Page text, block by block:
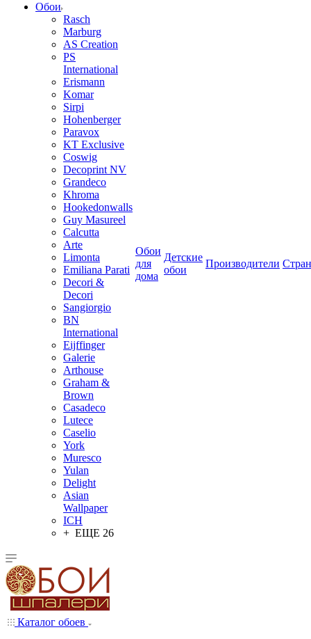
Обои
Rasch
Marburg
AS Creation
PS
International
Erismann
Komar
Sirpi
Hohenberger
Paravox
KT Exclusive
Coswig
Decoprint NV
Grandeco
Khroma
Hookedonwalls
Guy Masureel
Calcutta
Arte
Limonta
Emiliana Parati
Decori &
Decori
Sangiorgio
BN
International
Eijffinger
Galerie
Arthouse
Graham &
Brown
Casadeco
Lutece
Caselio
York
Muresco
Yulan
Delight
Asian
Wallpaper
ICH
+ ЕЩЕ 26
Обои
для
дома
Детские
обои
Производители
Каталог обоев